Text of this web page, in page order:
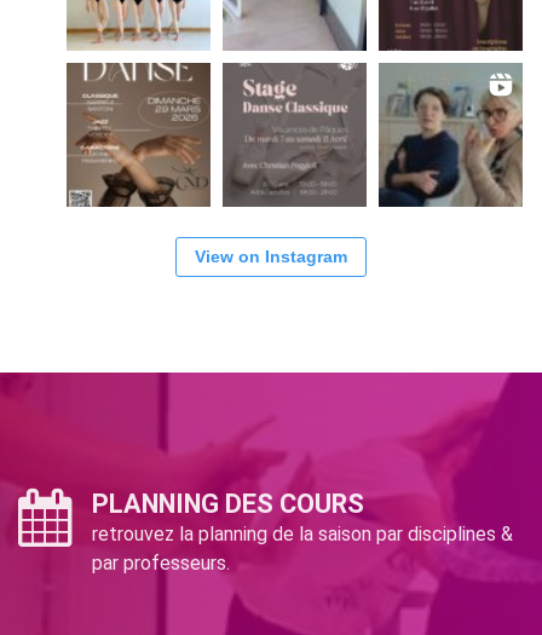
View on Instagram
PLANNING DES COURS
retrouvez la planning de la saison par disciplines &
par professeurs.